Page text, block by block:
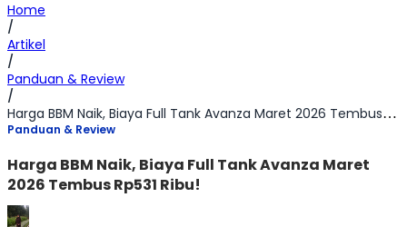
Home
/
Artikel
/
Panduan & Review
/
Harga BBM Naik, Biaya Full Tank Avanza Maret 2026 Tembus Rp531 Ribu!
Panduan & Review
Harga BBM Naik, Biaya Full Tank Avanza Maret
2026 Tembus Rp531 Ribu!